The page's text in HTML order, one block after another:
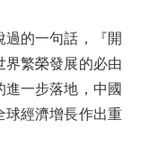
的一句話，『開
界繁榮發展的必由
一步落地，中國
球經濟增長作出重